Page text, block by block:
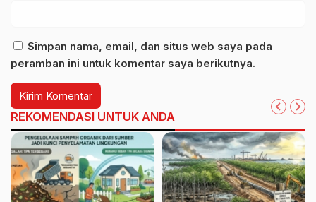
Simpan nama, email, dan situs web saya pada
peramban ini untuk komentar saya berikutnya.
REKOMENDASI UNTUK ANDA